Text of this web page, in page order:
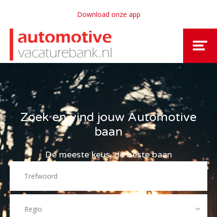
Download onze app
Zoek en vind jouw Automotive
baan
De meeste keus, de beste baan